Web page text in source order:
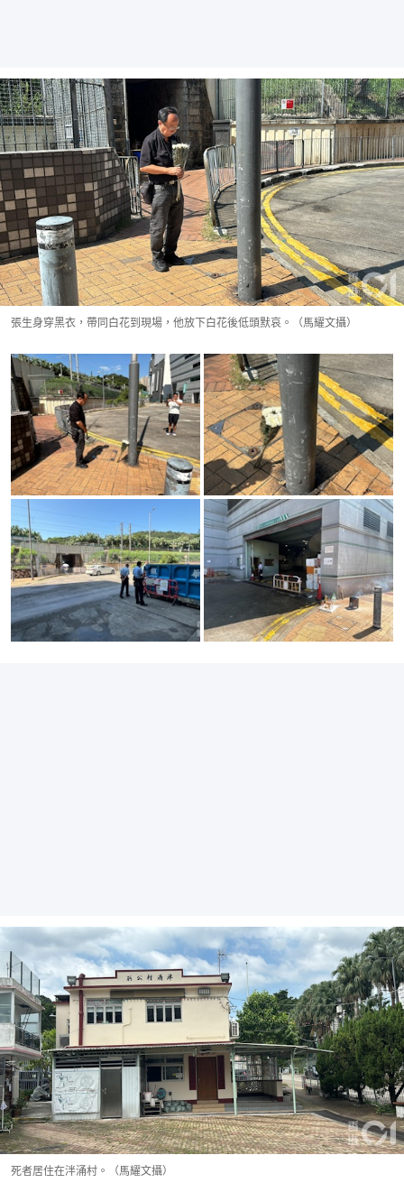
張生身穿黑衣，帶同白花到現場，他放下白花後低頭默哀。（馬耀文攝）
死者居住在泮涌村。（馬耀文攝）